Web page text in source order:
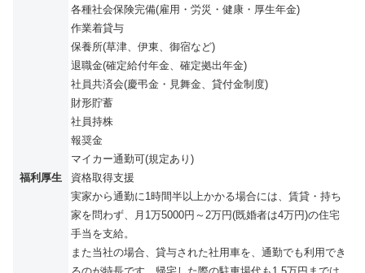
福利厚生
各種社会保険完備(雇用・労災・健康・厚生年金)
作業着貸与
保養所(草津、伊東、御宿など)
退職金(確定給付年金、確定拠出年金)
社員共済会(慶弔金・見舞金、貸付金制度)
財形貯蓄
社員持株
報奨金
マイカー通勤可(規定あり)
資格取得支援
実家から通勤に1時間半以上かかる場合には、賃貸・持ち
家を問わず、月1万5000円～2万円(既婚者は4万円)の住宅
手当を支給。
また当社の場合、貸与された社用車を、通勤でも利用でき